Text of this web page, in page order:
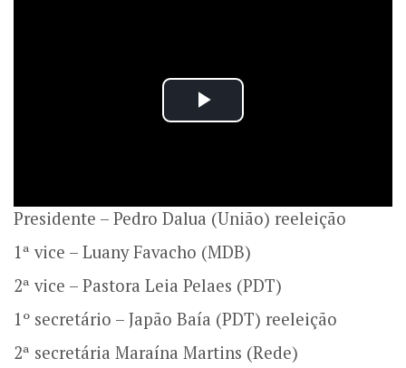
Presidente – Pedro Dalua (União) reeleição
1ª vice – Luany Favacho (MDB)
2ª vice – Pastora Leia Pelaes (PDT)
1º secretário – Japão Baía (PDT) reeleição
2ª secretária Maraína Martins (Rede)